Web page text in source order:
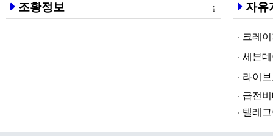
조황정보 자유
크레이지
세븐데이
라­이브토­
급전비대면
텔레그램